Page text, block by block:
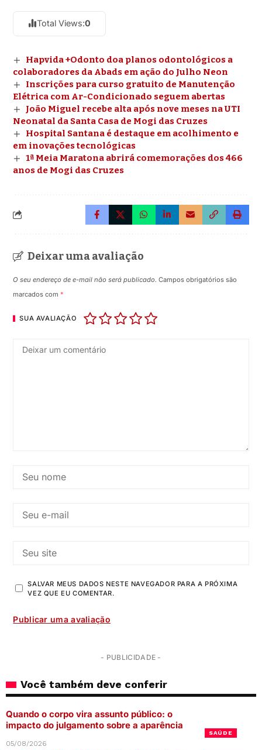
Total Views:0
Hapvida +Odonto doa planos odontológicos a
colaboradores da Abads em ação do Julho Neon
Inscrições para curso gratuito de Manutenção
Elétrica com Ar-Condicionado seguem abertas
João Miguel recebe alta após nove meses na UTI
Neonatal da Santa Casa de Mogi das Cruzes
Hospital Santana é destaque em acolhimento e
em inovações tecnológicas
1ª Meia Maratona abrirá comemorações dos 466
anos de Mogi das Cruzes
Deixar uma avaliação
O seu endereço de e-mail não será publicado. Campos obrigatórios são
marcados com*
SUA AVALIAÇÃO
SALVAR MEUS DADOS NESTE NAVEGADOR PARA A PRÓXIMA
VEZ QUE EU COMENTAR.
- PUBLICIDADE -
Você também deve conferir
SAÚDE
Quando o corpo vira assunto público: o
impacto do julgamento sobre a aparência
05/08/2026